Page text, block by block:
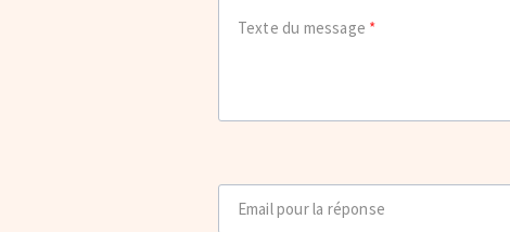
Texte du message
Email pour la réponse